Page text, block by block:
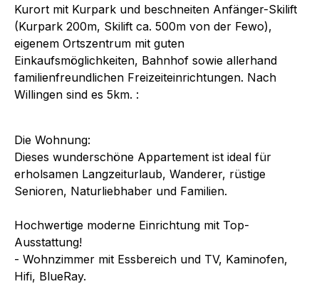
Kurort mit Kurpark und beschneiten Anfänger-Skilift
(Kurpark 200m, Skilift ca. 500m von der Fewo),
eigenem Ortszentrum mit guten
Einkaufsmöglichkeiten, Bahnhof sowie allerhand
familienfreundlichen Freizeiteinrichtungen. Nach
Willingen sind es 5km. :
Die Wohnung:
Dieses wunderschöne Appartement ist ideal für
erholsamen Langzeiturlaub, Wanderer, rüstige
Senioren, Naturliebhaber und Familien.
Hochwertige moderne Einrichtung mit Top-
Ausstattung!
- Wohnzimmer mit Essbereich und TV, Kaminofen,
Hifi, BlueRay.